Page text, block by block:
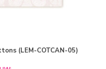
(LEM-COTCAN-05)